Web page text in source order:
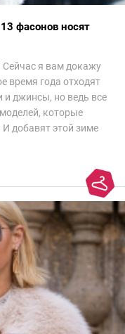
фасонов носят
Сейчас я вам докажу
время года отходят
джинсы, но ведь все
которые
добавят этой зиме